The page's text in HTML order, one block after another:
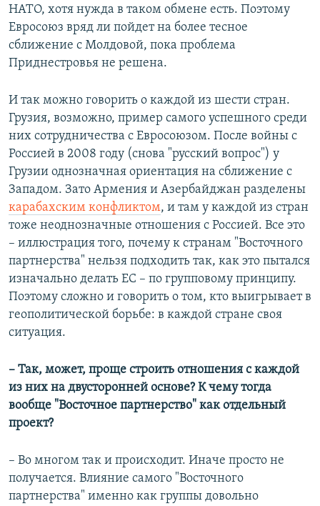
НАТО, хотя нужда в таком обмене есть. Поэтому
Евросоюз вряд ли пойдет на более тесное
сближение с Молдовой, пока проблема
Приднестровья не решена.
И так можно говорить о каждой из шести стран.
Грузия, возможно, пример самого успешного среди
них сотрудничества с Евросоюзом. После войны с
Россией в 2008 году (снова "русский вопрос") у
Грузии однозначная ориентация на сближение с
Западом. Зато Армения и Азербайджан разделены
карабахским конфликтом, и там у каждой из стран
тоже неоднозначные отношения с Россией. Все это
– иллюстрация того, почему к странам "Восточного
партнерства" нельзя подходить так, как это пытался
изначально делать ЕС – по групповому принципу.
Поэтому сложно и говорить о том, кто выигрывает в
геополитической борьбе: в каждой стране своя
ситуация.
​– Так, может, проще строить отношения с каждой
из них на двусторонней основе? К чему тогда
вообще "Восточное партнерство" как отдельный
проект?
– Во многом так и происходит. Иначе просто не
получается. Влияние самого "Восточного
партнерства" именно как группы довольно